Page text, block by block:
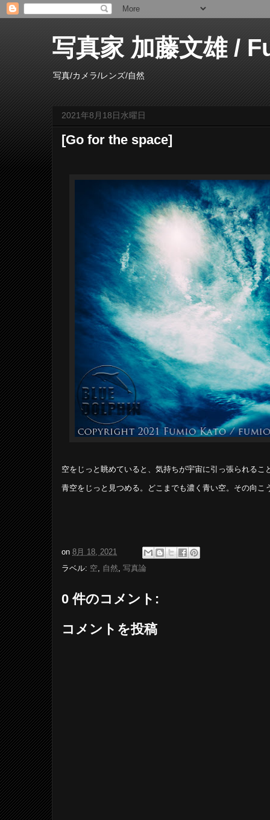
写真家 加藤文雄 /
写真/カメラ/レンズ/自然
2021年8月18日水曜日
[Go for the space]
空をじっと眺めていると、気持ちが宇宙に引っ張られるこ
青空をじっと見つめる。どこまでも濃く青い空。その向こ
on 8月 18, 2021
ラベル: 空, 自然, 写真論
0 件のコメント:
コメントを投稿